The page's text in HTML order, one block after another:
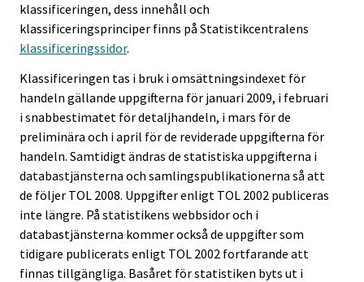
klassificeringen, dess innehåll och
klassificeringsprinciper finns på Statistikcentralens
klassificeringssidor.
Klassificeringen tas i bruk i omsättningsindexet för
handeln gällande uppgifterna för januari 2009, i februari
i snabbestimatet för detaljhandeln, i mars för de
preliminära och i april för de reviderade uppgifterna för
handeln. Samtidigt ändras de statistiska uppgifterna i
databastjänsterna och samlingspublikationerna så att
de följer TOL 2008. Uppgifter enligt TOL 2002 publiceras
inte längre. På statistikens webbsidor och i
databastjänsterna kommer också de uppgifter som
tidigare publicerats enligt TOL 2002 fortfarande att
finnas tillgängliga. Basåret för statistiken byts ut i